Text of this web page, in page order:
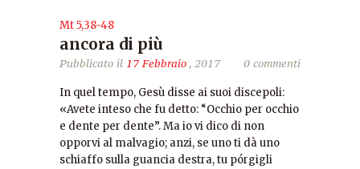
Mt 5,38-48
ancora di più
Pubblicato il 17 Febbraio, 2017 0 commenti
In quel tempo, Gesù disse ai suoi discepoli:
«Avete inteso che fu detto: “Occhio per occhio
e dente per dente”. Ma io vi dico di non
opporvi al malvagio; anzi, se uno ti dà uno
schiaffo sulla guancia destra, tu pórgigli